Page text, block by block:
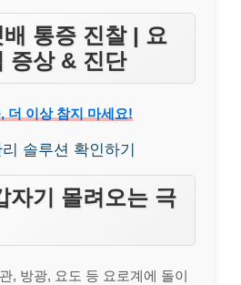
통증 진찰 | 요
증상 & 진단
더 이상 참지 마세요!
솔루션 확인하기
자기 몰려오는 극
, 방광, 요도 등 요로계에 돌이